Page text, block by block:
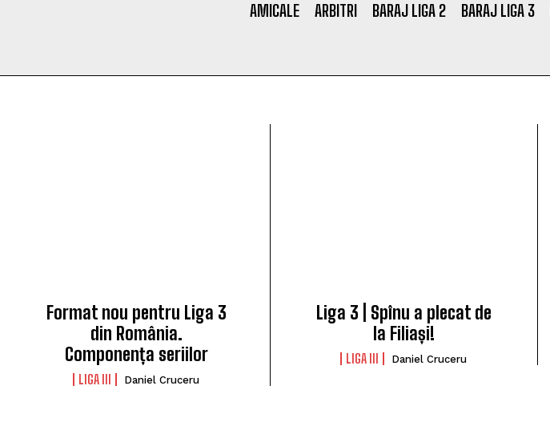
AMICALE ARBITRI BARAJ LIGA 2 BARAJ LIGA 3
Format nou pentru Liga 3
din România.
Componența seriilor
LIGA III Daniel Cruceru
Liga 3 | Spînu a plecat de
la Filiași!
LIGA III Daniel Cruceru